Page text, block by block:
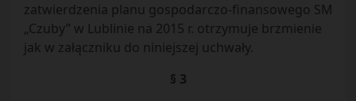
zatwierdzenia planu gospodarczo-finansowego SM
„Czuby” w Lublinie na 2015 r. otrzymuje brzmienie
jak w załączniku do niniejszej uchwały.
§ 3